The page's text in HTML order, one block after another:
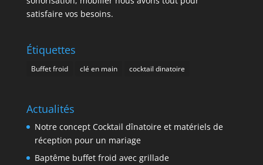
satisfaire vos besoins.
Étiquettes
Buffet froid clé en main cocktail dinatoire
Actualités
Notre concept Cocktail dînatoire et matériels de
réception pour un mariage
Baptême buffet froid avec grillade